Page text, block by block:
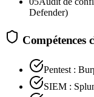
Defender)
Compétences
Pentest :
SIEM :